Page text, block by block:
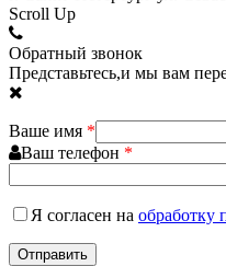
Scroll Up
Обратный звонок
Представьтесь,и мы вам
Ваше имя *
Ваш телефон *
Я согласен на обработку